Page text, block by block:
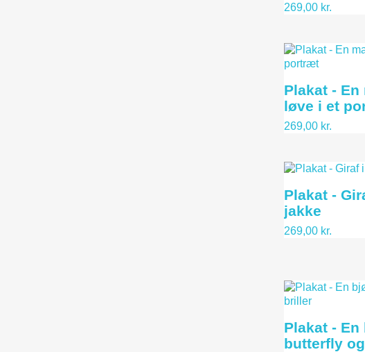
269,00 kr.
Plakat -
løve i et
269,00 kr.
Plakat -
jakke
269,00 kr.
Plakat - En
butterfly